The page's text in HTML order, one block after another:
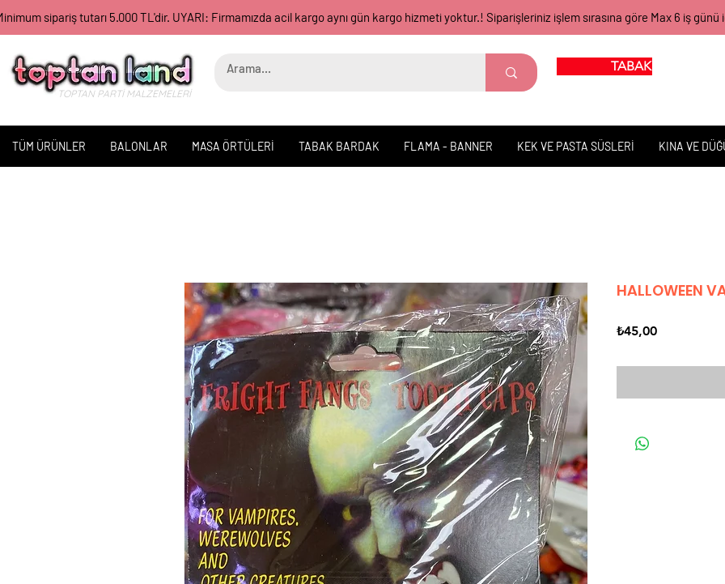
sipariş tutarı 5.000 TL'dir. UYARI: Firmamızda acil kargo aynı gün kargo hizmeti yoktur.! Siparişleriniz işlem sırasına göre Max 6 iş
TOPTAN PARTİ MALZEMELERİ
TABAK BARDAK
TÜM ÜRÜNLER BALONLAR MASA ÖRTÜLERİ TABAK BARDAK FLAMA - BANNER KEK VE PASTA SÜSLERİ KINA VE
HALLOWEEN
₺45,00Fiyat